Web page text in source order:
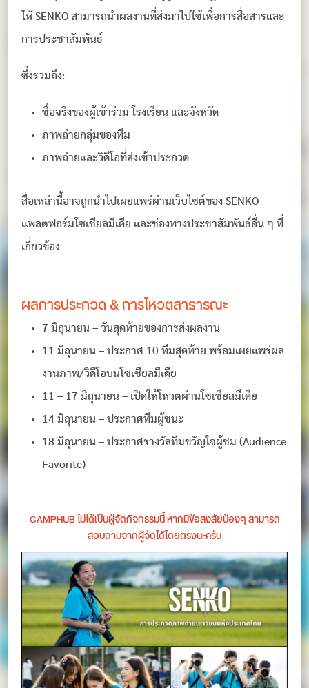
ให้ SENKO สามารถนำผลงานที่ส่งมาไปใช้เพื่อการสื่อสารและ
การประชาสัมพันธ์
ซึ่งรวมถึง:
ชื่อจริงของผู้เข้าร่วม โรงเรียน และจังหวัด
ภาพถ่ายกลุ่มของทีม
ภาพถ่ายและวิดีโอที่ส่งเข้าประกวด
สื่อเหล่านี้อาจถูกนำไปเผยแพร่ผ่านเว็บไซต์ของ SENKO
แพลตฟอร์มโซเชียลมีเดีย และช่องทางประชาสัมพันธ์อื่น ๆ ที่
เกี่ยวข้อง
ผลการประกวด & การโหวตสาธารณะ
7 มิถุนายน – วันสุดท้ายของการส่งผลงาน
11 มิถุนายน – ประกาศ 10 ทีมสุดท้าย พร้อมเผยแพร่ผล
งานภาพ/วิดีโอบนโซเชียลมีเดีย
11 – 17 มิถุนายน – เปิดให้โหวตผ่านโซเชียลมีเดีย
14 มิถุนายน – ประกาศทีมผู้ชนะ
18 มิถุนายน – ประกาศรางวัลทีมขวัญใจผู้ชม (Audience
Favorite)
CAMPHUB ไม่ได้เป็นผู้จัดกิจกรรมนี้ หากมีข้อสงสัยน้องๆ สามารถ
สอบถามจากผู้จัดได้โดยตรงนะครับ